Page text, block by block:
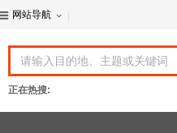
网站导航
正在热搜: